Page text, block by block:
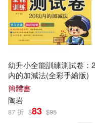
周娜，杜小雙（主
周文彪（總主編）
周梅（主編）(1)
周毅，趙毅，徐
福建教育出版社(2)
經濟管理出版社(2)
網路與書出版(2)
幼升小全能訓練測試卷：
內的加減法(全彩手繪版)
簡體書
陶岩
87 折 $83 $95